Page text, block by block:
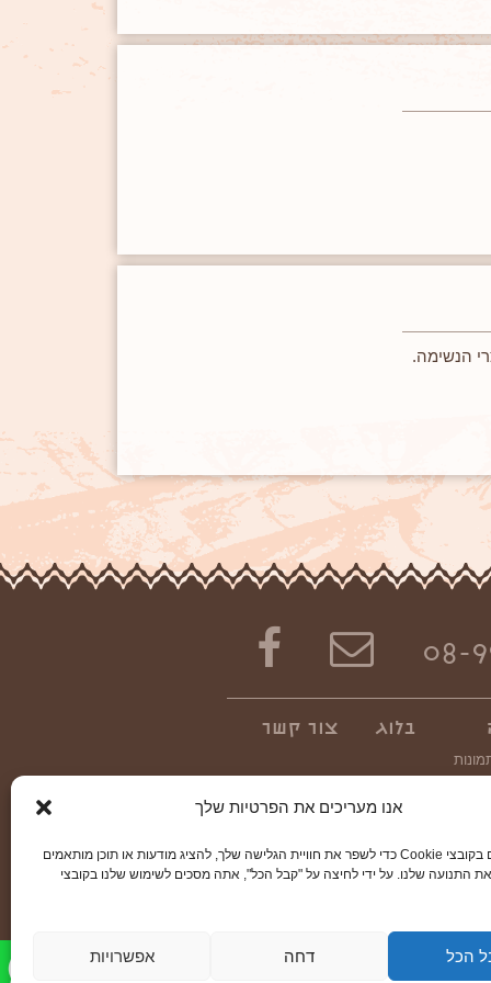
אנו מעריכים את הפרטיות שלך
אנו משתמשים בקובצי Cookie כדי לשפר את חוויית הגלישה שלך, להציג מודעות או תוכן מותאמים
התנועה שלנו. על ידי לחיצה על "קבל הכל", אתה מסכים לשימוש שלנו בקובצי
הכל דחה אפשרויות
הנשימה.
08-
בלוג צור קשר